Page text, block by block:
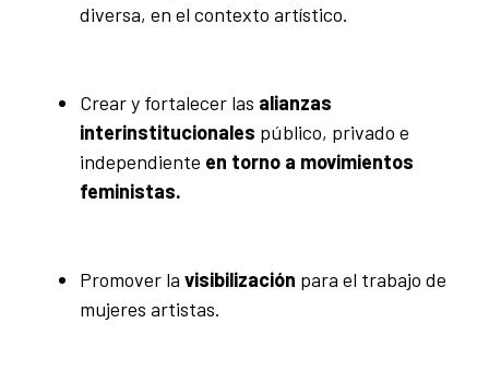
diversa, en el contexto artístico.
Crear y fortalecer las alianzas
interinstitucionales público, privado e
independiente en torno a movimientos
feministas.
Promover la visibilización para el trabajo de
mujeres artistas.